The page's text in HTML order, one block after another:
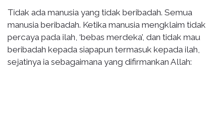
Tidak ada manusia yang tidak beribadah. Semua
manusia beribadah. Ketika manusia mengklaim tidak
percaya pada ilah, ‘bebas merdeka’, dan tidak mau
beribadah kepada siapapun termasuk kepada ilah,
sejatinya ia sebagaimana yang difirmankan Allah: